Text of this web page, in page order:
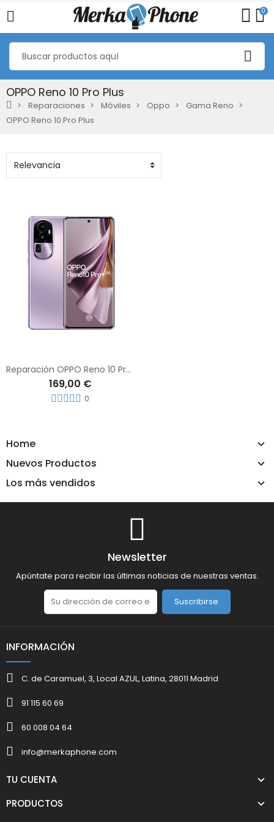
0
OPPO Reno 10 Pro Plus
Reparaciones Móviles Oppo
Gama Reno
OPPO Reno 10 Pro Plus
Home
Nuevos Productos
Los más vendidos
Reparación OPPO Reno 10 Pro Plus
169,00 €
0
Newsletter
Apúntate para recibir las últimas noticias de nuestras ventas.
Suscribirse
INFORMACIÓN
C. de Caramuel, 3, Local AZUL, Latina, 28011 Madrid
91 115 60 69
60 008 04 64
info@merkaphone.com
TU CUENTA
PRODUCTOS